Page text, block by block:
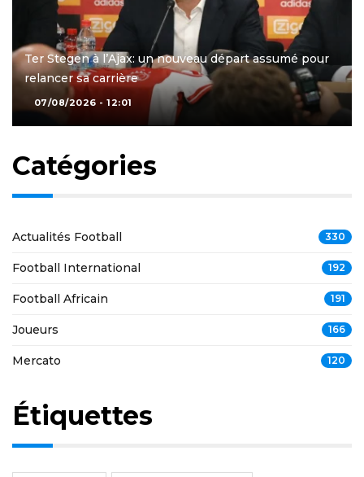
Ter Stegen à l’Ajax: un nouveau départ assumé pour
relancer sa carrière
07/08/2026 - 12:01
Catégories
Actualités Football 330
Football International 192
Football Africain 191
Joueurs 166
Mercato 120
Étiquettes